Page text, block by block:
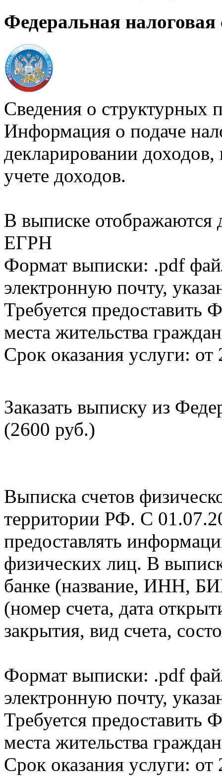
Федеральная налоговая
Сведения о структурных
Информация о подаче
декларировании доходов,
учете доходов.
В выписке
ЕГРН
Формат выписки: .pdf
электронную почту,
Требуется
места жительства
Срок оказания услуги: от
Заказать выписку из
(2600 руб.)
Выписка счетов
территории РФ. С
предоставлять
физических лиц. В
банке (название, ИНН,
(номер счета, дата
закрытия, вид счета,
Формат выписки: .pdf
электронную почту,
Требуется
места жительства
Срок оказания услуги: от